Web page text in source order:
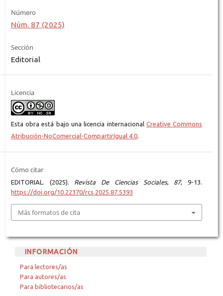
Número
Núm. 87 (2025)
Sección
Editorial
Licencia
Esta obra está bajo una licencia internacional Creative Commons
Atribución-NoComercial-CompartirIgual 4.0.
Cómo citar
EDITORIAL. (2025). Revista De Ciencias Sociales, 87, 9-13.
https://doi.org/10.22370/rcs.2025.87.5393
Más formatos de cita
INFORMACIÓN
Para lectores/as
Para autores/as
Para bibliotecarios/as